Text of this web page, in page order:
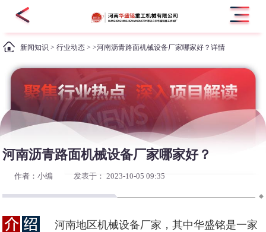
新闻知识 >行业动态 > >河南沥青路面机械设备厂家哪家好？详情
河南沥青路面机械设备厂家哪家好？
作者：小编 发表于： 2023-10-05 09:35
河南地区机械设备厂家，其中华盛铭是一家